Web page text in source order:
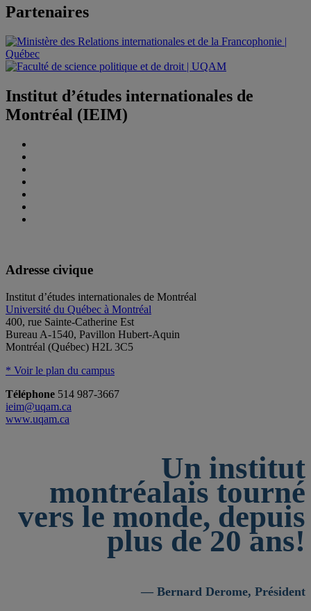
Partenaires
Institut d’études internationales de
Montréal (IEIM)
Adresse civique
Institut d’études internationales de Montréal
Université du Québec à Montréal
400, rue Sainte-Catherine Est
Bureau A-1540, Pavillon Hubert-Aquin
Montréal (Québec) H2L 3C5
* Voir le plan du campus
Téléphone 514 987-3667
ieim@uqam.ca
www.uqam.ca
Un institut
montréalais tourné
vers le monde, depuis
plus de 20 ans!
— Bernard Derome, Président